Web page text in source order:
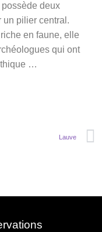
deux
un pilier central.
en faune, elle
qui ont
…
Lauve